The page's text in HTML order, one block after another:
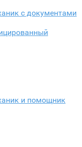
с документами
и помощник